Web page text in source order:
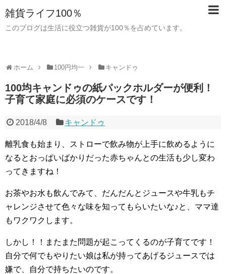
雑貨ライフ100％
このブログは生活に役立つ雑貨が100％を占めています。
ホーム 100円均一 キャンドゥ
100均キャンドゥの紙パックホルダーが便利！
子育て家庭に必須のケースです！
2018/4/8 キャンドゥ
離乳食も始まり、ストローで飲み物が上手に飲めるように
なるとおっぱいばかりだった赤ちゃんとの生活も少し変わ
ってきますね！
お茶やお水も飲んでみて、だんだんとジュースや牛乳もチ
ャレンジさせて色々な味を知ってもらいたいな♪と、ママ達
もワクワクします。
しかし！！またまた問題が起こってくるのが子育てです！
自分で何でもやりたい娘は私が持ってあげるジュースでは
嫌で、自分で持ちたいのです。